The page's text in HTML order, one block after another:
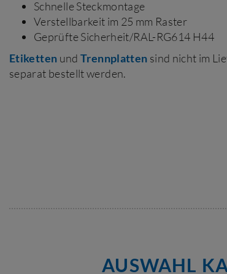
Schnelle Steckmontage
Verstellbarkeit im 25 mm Raster
Geprüfte Sicherheit/RAL-RG614 H44
Etiketten undTrennplatten sind nicht im
separat bestellt werden.
AUSWAHL